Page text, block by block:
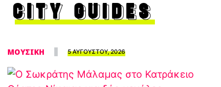
CITY GUIDES
ΜΟΥΣΙΚΗ 5 ΑΥΓΟΥΣΤΟΥ, 2026